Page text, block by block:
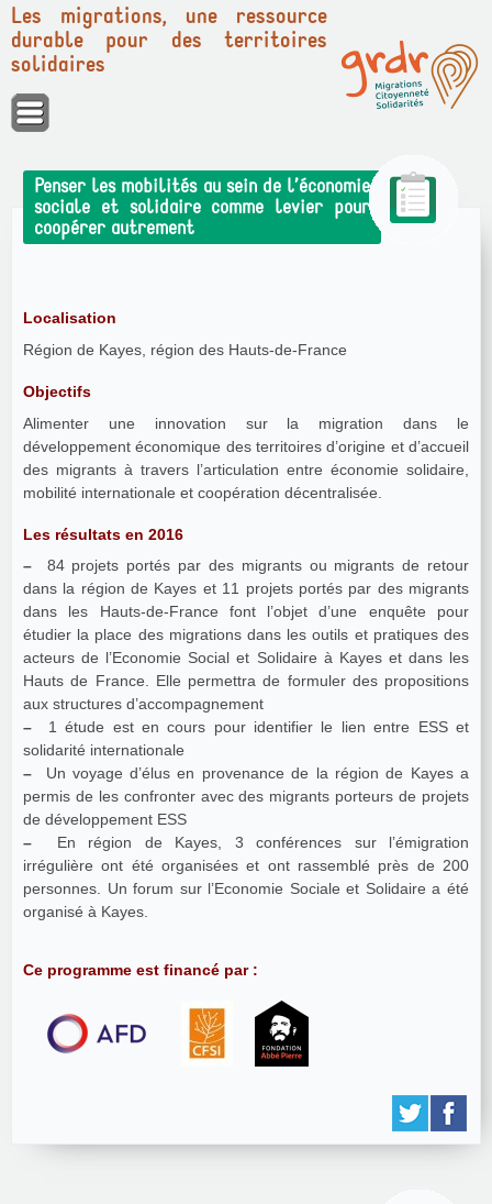
Panneau de gestion des cookies
Les migrations, une ressource
durable pour des territoires
solidaires
Penser les mobilités au sein de l’économie
sociale et solidaire comme levier pour
coopérer autrement
Localisation
Région de Kayes, région des Hauts-de-France
Objectifs
Alimenter une innovation sur la migration dans le
développement économique des territoires d’origine et d’accueil
des migrants à travers l’articulation entre économie solidaire,
mobilité internationale et coopération décentralisée.
Les résultats en 2016
– 84 projets portés par des migrants ou migrants de retour
dans la région de Kayes et 11 projets portés par des migrants
dans les Hauts-de-France font l’objet d’une enquête pour
étudier la place des migrations dans les outils et pratiques des
acteurs de l’Economie Social et Solidaire à Kayes et dans les
Hauts de France. Elle permettra de formuler des propositions
aux structures d’accompagnement
– 1 étude est en cours pour identifier le lien entre ESS et
solidarité internationale
– Un voyage d’élus en provenance de la région de Kayes a
permis de les confronter avec des migrants porteurs de projets
de développement ESS
– En région de Kayes, 3 conférences sur l’émigration
irrégulière ont été organisées et ont rassemblé près de 200
personnes. Un forum sur l’Economie Sociale et Solidaire a été
organisé à Kayes.
Ce programme est financé par :